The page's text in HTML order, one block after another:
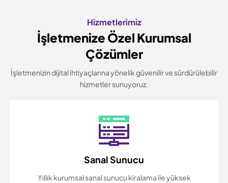
Hizmetlerimiz
İşletmenize Özel Kurumsal
Çözümler
İşletmenizin dijital ihtiyaçlarına yönelik güvenilir ve sürdürülebilir
hizmetler sunuyoruz.
Sanal Sunucu
Yıllık kurumsal sanal sunucu kiralama ile yüksek